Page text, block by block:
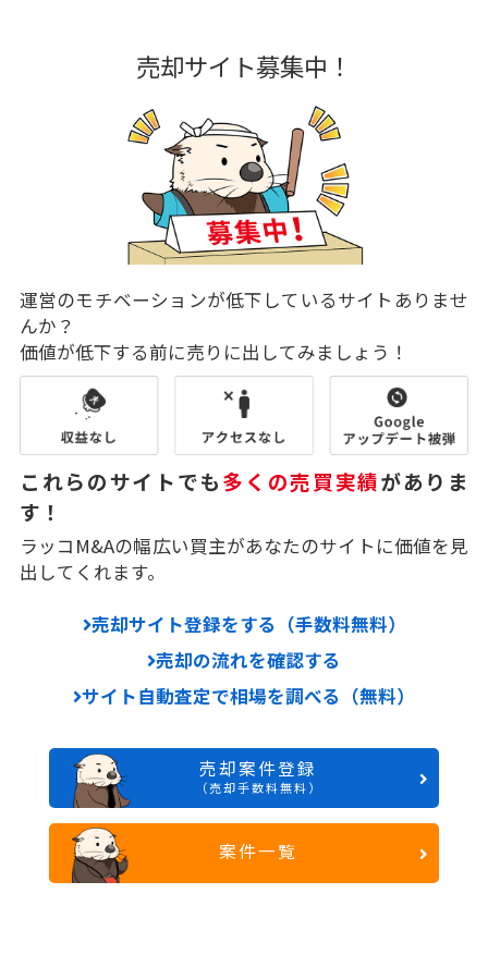
売却サイト募集中！
運営のモチベーションが低下しているサイトありませ
んか？
価値が低下する前に売りに出してみましょう！
これらのサイトでも多くの売買実績がありま
す！
ラッコM&Aの幅広い買主があなたのサイトに価値を見
出してくれます。
売却サイト登録をする（手数料無料）
売却の流れを確認する
サイト自動査定で相場を調べる（無料）
売却案件登録
（売却手数料無料）
案件一覧